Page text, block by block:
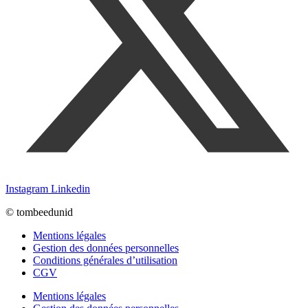
Instagram Linkedin
© tombeedunid
Mentions légales
Gestion des données personnelles
Conditions générales d’utilisation
CGV
Mentions légales